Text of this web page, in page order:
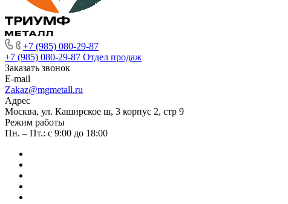
+7 (985) 080-29-87
+7 (985) 080-29-87 Отдел продаж
Заказать звонок
E-mail
Zakaz@mgmetall.ru
Адрес
Москва, ул. Каширское ш, 3 корпус 2, стр 9
Режим работы
Пн. – Пт.: с 9:00 до 18:00